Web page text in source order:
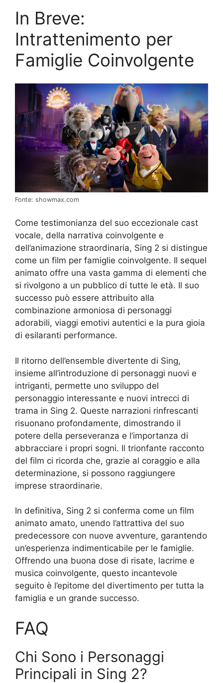
In Breve:
Intrattenimento per
Famiglie Coinvolgente
Fonte: showmax.com
Come testimonianza del suo eccezionale cast
vocale, della narrativa coinvolgente e
dell’animazione straordinaria, Sing 2 si distingue
come un film per famiglie coinvolgente. Il sequel
animato offre una vasta gamma di elementi che
si rivolgono a un pubblico di tutte le età. Il suo
successo può essere attribuito alla
combinazione armoniosa di personaggi
adorabili, viaggi emotivi autentici e la pura gioia
di esilaranti performance.
Il ritorno dell’ensemble divertente di Sing,
insieme all’introduzione di personaggi nuovi e
intriganti, permette uno sviluppo del
personaggio interessante e nuovi intrecci di
trama in Sing 2. Queste narrazioni rinfrescanti
risuonano profondamente, dimostrando il
potere della perseveranza e l’importanza di
abbracciare i propri sogni. Il trionfante racconto
del film ci ricorda che, grazie al coraggio e alla
determinazione, si possono raggiungere
imprese straordinarie.
In definitiva, Sing 2 si conferma come un film
animato amato, unendo l’attrattiva del suo
predecessore con nuove avventure, garantendo
un’esperienza indimenticabile per le famiglie.
Offrendo una buona dose di risate, lacrime e
musica coinvolgente, questo incantevole
seguito è l’epitome del divertimento per tutta la
famiglia e un grande successo.
FAQ
Chi Sono i Personaggi
Principali in Sing 2?